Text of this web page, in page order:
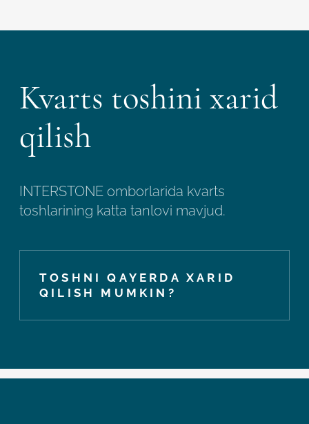
Kvarts toshini xarid
qilish
INTERSTONE omborlarida kvarts
toshlarining katta tanlovi mavjud.
TOSHNI QAYERDA XARID
QILISH MUMKIN?